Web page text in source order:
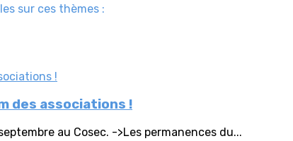
sur ces thèmes :
des associations !
au Cosec. ->Les permanences du...